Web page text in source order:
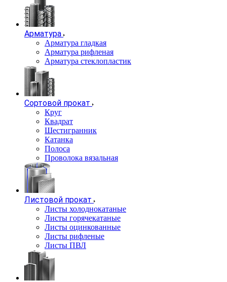
Арматура
Арматура гладкая
Арматура рифленая
Арматура стеклопластик
Сортовой прокат
Круг
Квадрат
Шестигранник
Катанка
Полоса
Проволока вязальная
Листовой прокат
Листы холоднокатаные
Листы горячекатаные
Листы оцинкованные
Листы рифленые
Листы ПВЛ